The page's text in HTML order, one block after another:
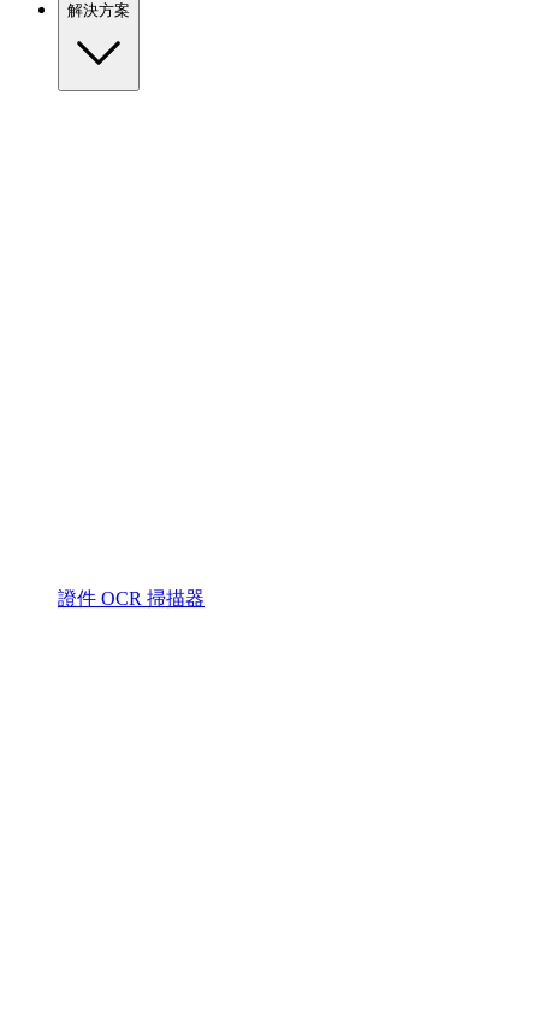
解決方案
證件 OCR 掃描器